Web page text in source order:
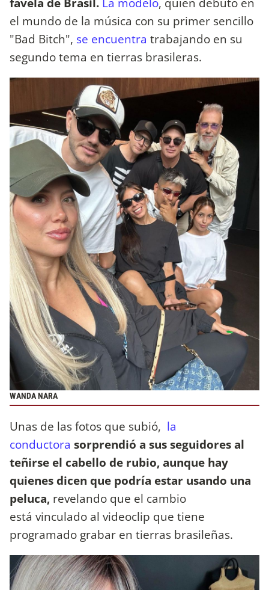
el mundo de la música con su primer sencillo
"Bad Bitch", se encuentra trabajando en su
segundo tema en tierras brasileras.
WANDA NARA
Unas de las fotos que subió, la
conductora sorprendió a sus seguidores al
teñirse el cabello de rubio, aunque hay
quienes dicen que podría estar usando una
peluca, revelando que el cambio
está vinculado al videoclip que tiene
programado grabar en tierras brasileñas.